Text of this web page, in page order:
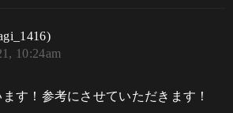
10:24am
す！参考にさせていただきます！